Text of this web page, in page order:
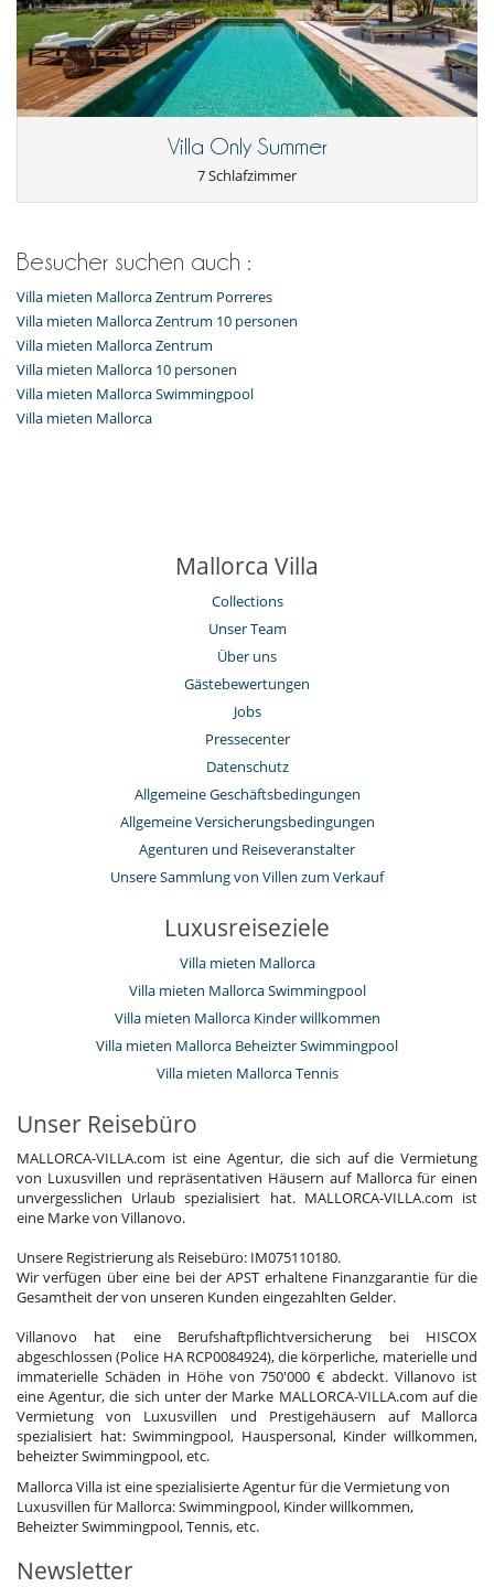
Villa Only Summer
7 Schlafzimmer
Besucher suchen auch :
Villa mieten Mallorca Zentrum Porreres
Villa mieten Mallorca Zentrum 10 personen
Villa mieten Mallorca Zentrum
Villa mieten Mallorca 10 personen
Villa mieten Mallorca Swimmingpool
Villa mieten Mallorca
Mallorca Villa
Collections
Unser Team
Über uns
Gästebewertungen
Jobs
Pressecenter
Datenschutz
Allgemeine Geschäftsbedingungen
Allgemeine Versicherungsbedingungen
Agenturen und Reiseveranstalter
Unsere Sammlung von Villen zum Verkauf
Luxusreiseziele
Villa mieten Mallorca
Villa mieten Mallorca Swimmingpool
Villa mieten Mallorca Kinder willkommen
Villa mieten Mallorca Beheizter Swimmingpool
Villa mieten Mallorca Tennis
Unser Reisebüro
MALLORCA-VILLA.com ist eine Agentur, die sich auf die Vermietung
von Luxusvillen und repräsentativen Häusern auf Mallorca für einen
unvergesslichen Urlaub spezialisiert hat. MALLORCA-VILLA.com ist
eine Marke von Villanovo.
Unsere Registrierung als Reisebüro: IM075110180.
Wir verfügen über eine bei der APST erhaltene Finanzgarantie für die
Gesamtheit der von unseren Kunden eingezahlten Gelder.
Villanovo hat eine Berufshaftpflichtversicherung bei HISCOX
abgeschlossen (Police HA RCP0084924), die körperliche, materielle und
immaterielle Schäden in Höhe von 750'000 € abdeckt. Villanovo ist
eine Agentur, die sich unter der Marke MALLORCA-VILLA.com auf die
Vermietung von Luxusvillen und Prestigehäusern auf Mallorca
spezialisiert hat: Swimmingpool, Hauspersonal, Kinder willkommen,
beheizter Swimmingpool, etc.
Mallorca Villa ist eine spezialisierte Agentur für die Vermietung von
Luxusvillen für Mallorca: Swimmingpool, Kinder willkommen,
Beheizter Swimmingpool, Tennis, etc.
Newsletter